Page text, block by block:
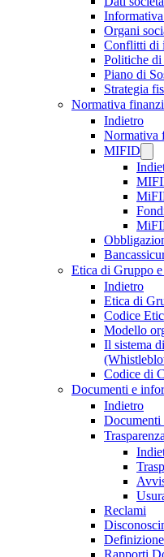
Organi
Conflitti di
Politiche di
Piano di
Strategia
Normativa
Indietro
Normativa
MIFID
Etica di Gruppo
Indietro
Etica di
Codice
Modello
Il sistema
Codice di
Documenti e
Indietro
Documenti
Trasparenza
Reclami
Rapporti